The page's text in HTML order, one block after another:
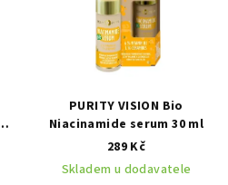
PURITY VISION Bio
Niacinamide serum 30 ml
289 Kč
Skladem u dodavatele